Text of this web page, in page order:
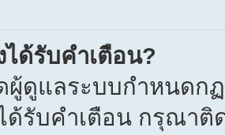
ด้รับคำเตือน?
ผู้ดูแลระบบกำหนดก
ด้รับคำเตือน กรุณา